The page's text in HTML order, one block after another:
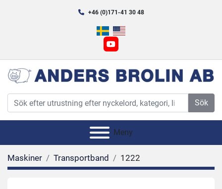
+46 (0)171-41 30 48
youtube
Sök
Meny
Maskiner Transportband 1222